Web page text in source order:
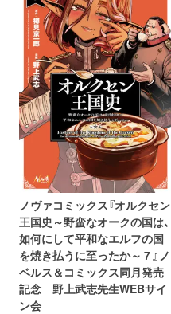
ノヴァコミックス『オルクセン
王国史～野蛮なオークの国は、
如何にして平和なエルフの国
を焼き払うに至ったか～ 7 』ノ
ベルス＆コミックス同月発売
記念 野上武志先生WEBサイ
ン会